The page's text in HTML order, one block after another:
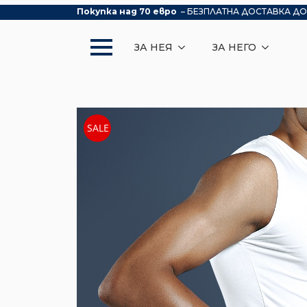
Покупка над 70 евро– БЕЗПЛАТНА ДОСТАВКА
ЗА НЕЯ ЗА НЕГО
SALE